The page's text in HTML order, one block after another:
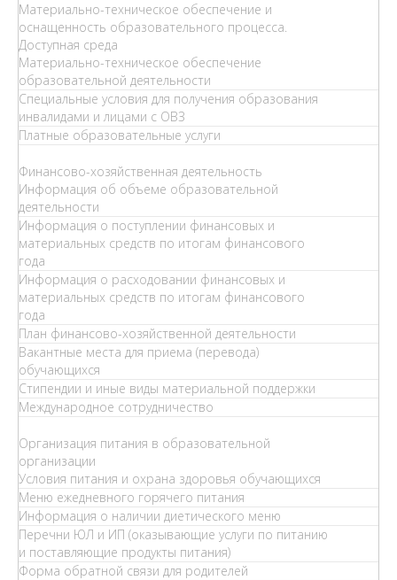
Материально-техническое обеспечение и
оснащенность образовательного процесса.
Доступная среда
Материально-техническое обеспечение
образовательной деятельности
Специальные условия для получения образования
инвалидами и лицами с ОВЗ
Платные образовательные услуги
Финансово-хозяйственная деятельность
Информация об объеме образовательной
деятельности
Информация о поступлении финансовых и
материальных средств по итогам финансового
года
Информация о расходовании финансовых и
материальных средств по итогам финансового
года
План финансово-хозяйственной деятельности
Вакантные места для приема (перевода)
обучающихся
Стипендии и иные виды материальной поддержки
Международное сотрудничество
Организация питания в образовательной
организации
Условия питания и охрана здоровья обучающихся
Меню ежедневного горячего питания
Информация о наличии диетического меню
Перечни ЮЛ и ИП (оказывающие услуги по питанию
и поставляющие продукты питания)
Форма обратной связи для родителей